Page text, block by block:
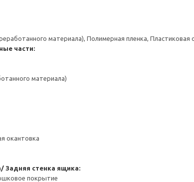
материала), Полимерная пленка, Пластиковая
части:
материала)
окантовка
Задняя стенка ящика:
покрытие